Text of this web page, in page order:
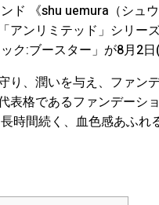
ド 《shu uemura（シュ
アンリミテッド」シリー
ク:ブースター」が8月2日(
り、潤いを与え、ファン
表格であるファンデーシ
時間続く、血色感あふれ